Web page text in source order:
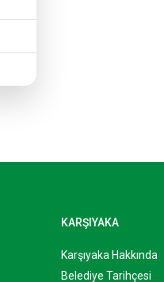
KARŞIYAKA
Karşıyaka Hakkında
Belediye Tarihçesi